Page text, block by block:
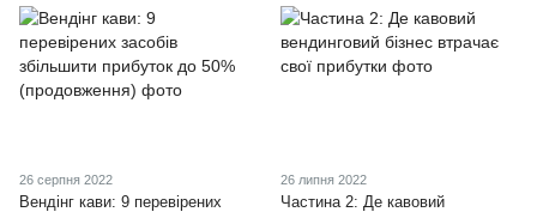
26 серпня 2022
Вендінг кави: 9 перевірених
26 липня 2022
Частина 2: Де кавовий